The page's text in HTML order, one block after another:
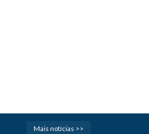
Mais notícias >>